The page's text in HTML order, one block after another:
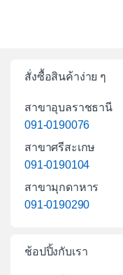
สั่งซื้อสินค้าง่าย ๆ
สาขาอุบลราชธานี
091-0190076
สาขาศรีสะเกษ
091-0190104
สาขามุกดาหาร
091-0190290
ช้อปปิ้งกับเรา